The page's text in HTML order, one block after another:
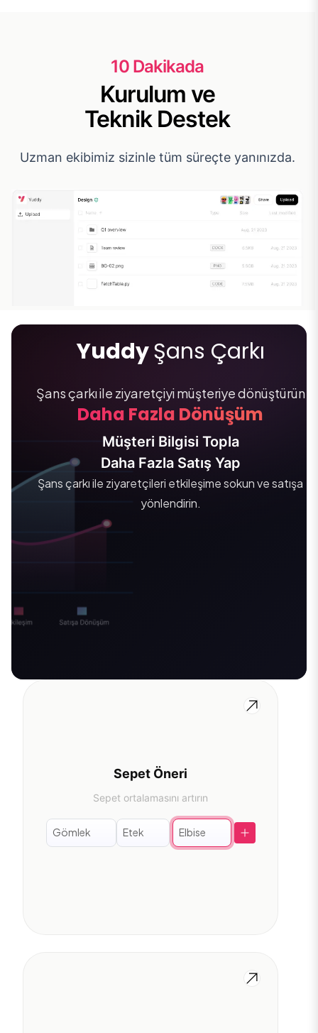
10 Dakikada
Kurulum ve
Teknik Destek
Uzman ekibimiz sizinle tüm süreçte yanınızda.
YuddyŞans Çarkı
Şans çarkı ile ziyaretçiyi müşteriye dönüştürün
Daha Fazla Dönüşüm
Müşteri Bilgisi Topla
Daha Fazla Satış Yap
Şans çarkı ile ziyaretçileri etkileşime sokun ve satışa
yönlendirin.
Sepet Öneri
Sepet ortalamasını artırın
Gömlek Etek Elbise